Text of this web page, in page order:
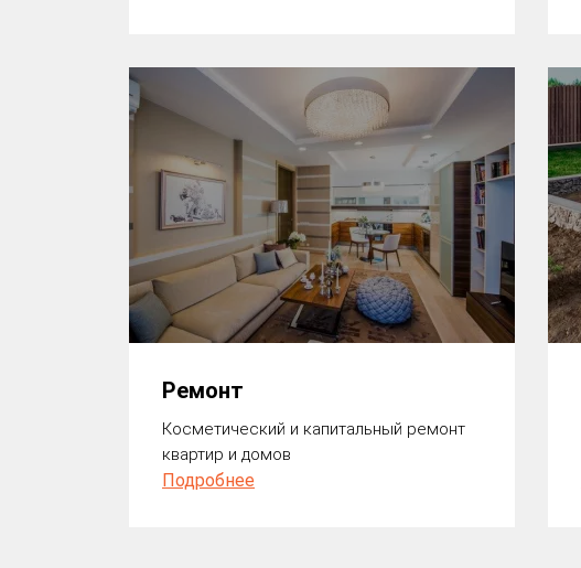
Ремонт
Косметический и капитальный ремонт
квартир и домов
Подробнее